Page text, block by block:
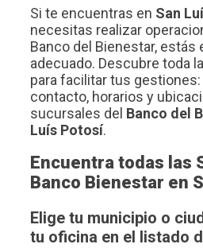
Si te encuentras en San
necesitas realizar
Banco del Bienestar, estás
adecuado. Descubre toda
para facilitar tus
contacto, horarios y
sucursales del Banco del
Luís Potosí.
Encuentra todas las
Banco Bienestar en
Elige tu municipio o
tu oficina en el listado